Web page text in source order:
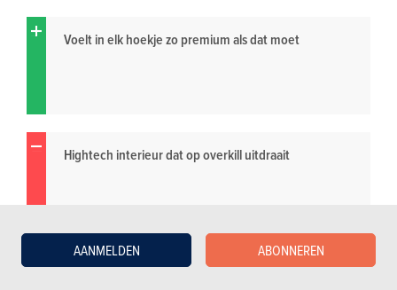
AANMELDEN ABONNEREN
Voelt in elk hoekje zo premium als dat moet
Hightech interieur dat op overkill uitdraait